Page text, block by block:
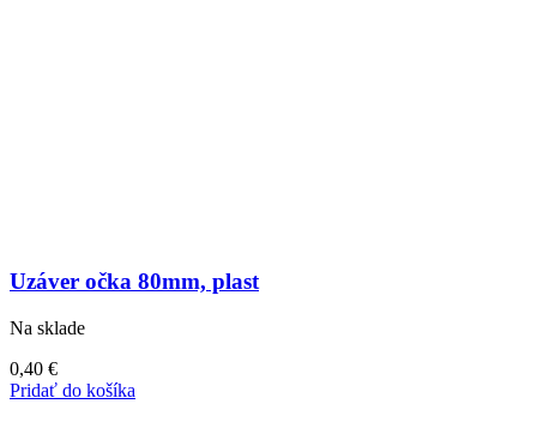
Uzáver očka 80mm, plast
Na sklade
0,40 €
Pridať do košíka